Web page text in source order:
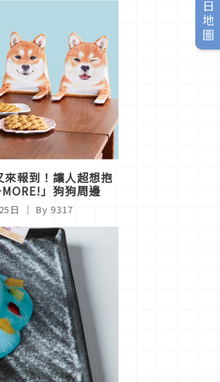
旅日地圖
來報到！讓人超想抱
」狗狗周邊
日 ｜ By 9317